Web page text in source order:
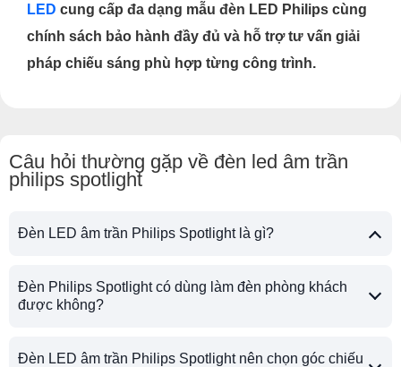
LED cung cấp đa dạng mẫu đèn LED Philips cùng
chính sách bảo hành đầy đủ và hỗ trợ tư vấn giải
pháp chiếu sáng phù hợp từng công trình.
Câu hỏi thường gặp về đèn led âm trần
philips spotlight
Đèn LED âm trần Philips Spotlight là gì?
Đèn Philips Spotlight có dùng làm đèn phòng khách
được không?
Đèn LED âm trần Philips Spotlight nên chọn góc chiếu